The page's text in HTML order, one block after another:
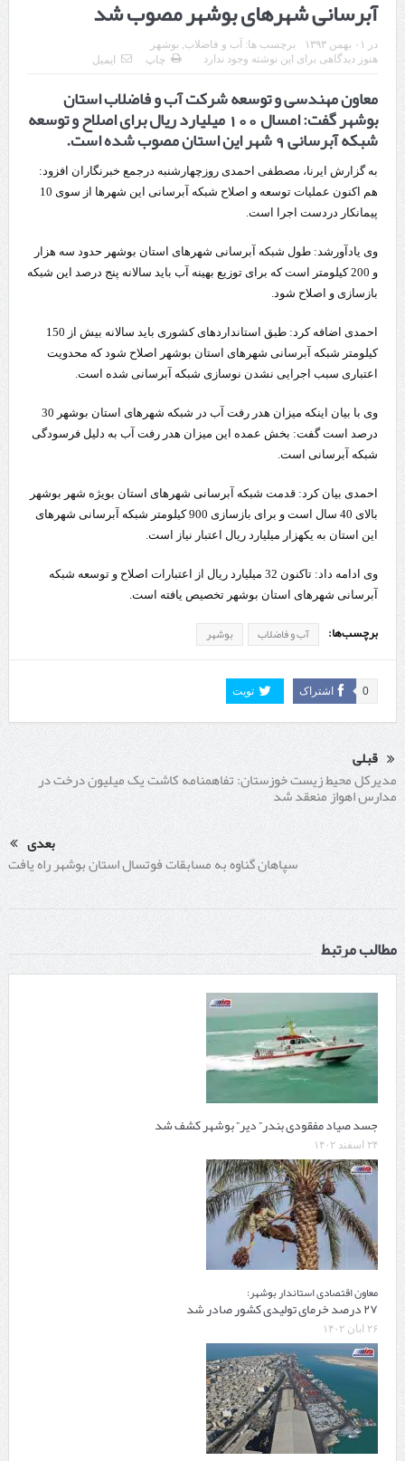
قدردانی وزیر میراث فرهنگی، گردشگری و صنایع دستی از استاندار اردبیل
استاندار اردبیل در دیدار دبیر شورای‌عالی مناطق آزاد و ویژه اقتصادی:
راه‌اندازی کامل منطقه آزاد اردبیل-بیله‌سوار و منطقه ویژه اقتصادی نمین تسریع
شود
در دیدار استاندار اردبیل و مدیرعامل بانک سینا محقق شد؛
تخصیص ۳۰۰میلیارد تومان برای تکمیل بزرگراه اردبیل-سرچم
رئیس سازمان راهداری:
مرز چیلات دهلران می‌تواند مکمل مرز بین‌المللی مهران شود
روایت روزنامه اتریشی از بحران در مرز مغرب و اسپانیا
گذشت
آبرسانی شهرهای بوشهر مصوب شد
در ۰۱ بهمن ۱۳۹۳ برچسب ها: آب و فاضلاب, بوشهر
هنوز دیدگاهی برای این نوشته وجود ندارد
چاپ ایمیل
معاون مهندسی و توسعه شرکت آب و فاضلاب استان
بوشهر گفت: امسال 100 میلیارد ریال برای اصلاح و توسعه
شبکه آبرسانی 9 شهر این استان مصوب شده است.
به گزارش ایرنا، مصطفی احمدی روزچهارشنبه درجمع خبرنگاران افزود:
هم اکنون عملیات توسعه و اصلاح شبکه آبرسانی این شهرها از سوی 10
پیمانکار دردست اجرا است.
وی یادآورشد: طول شبکه آبرسانی شهرهای استان بوشهر حدود سه هزار
و 200 کیلومتر است که برای توزیع بهینه آب باید سالانه پنج درصد این شبکه
بازسازی و اصلاح شود.
احمدی اضافه کرد: طبق استانداردهای کشوری باید سالانه بیش از 150
کیلومتر شبکه آبرسانی شهرهای استان بوشهر اصلاح شود که محدویت
اعتباری سبب اجرایی نشدن نوسازی شبکه آبرسانی شده است.
وی با بیان اینکه میزان هدر رفت آب در شبکه شهرهای استان بوشهر 30
درصد است گفت: بخش عمده این میزان هدر رفت آب به دلیل فرسودگی
شبکه آبرسانی است.
احمدی بیان کرد: قدمت شبکه آبرسانی شهرهای استان بویژه شهر بوشهر
بالای 40 سال است و برای بازسازی 900 کیلومتر شبکه آبرسانی شهرهای
این استان به یکهزار میلیارد ریال اعتبار نیاز است.
وی ادامه داد: تاکنون 32 میلیارد ریال از اعتبارات اصلاح و توسعه شبکه
آبرسانی شهرهای استان بوشهر تخصیص یافته است.
برچسب‌ها: آب و فاضلاب بوشهر
اشتراک 0 تویت
قبلی
مدیرکل محیط زیست خوزستان: تفاهمنامه کاشت یک میلیون درخت در
مدارس اهواز منعقد شد
بعدی
سپاهان گناوه به مسابقات فوتسال استان بوشهر راه یافت
مطالب مرتبط
جسد صیاد مفقودی بندر” دیر” بوشهر کشف شد
۲۴ اسفند ۱۴۰۲
معاون اقتصادی استاندار بوشهر:
۲۷ درصد خرمای تولیدی کشور صادر شد
۲۶ آبان ۱۴۰۲